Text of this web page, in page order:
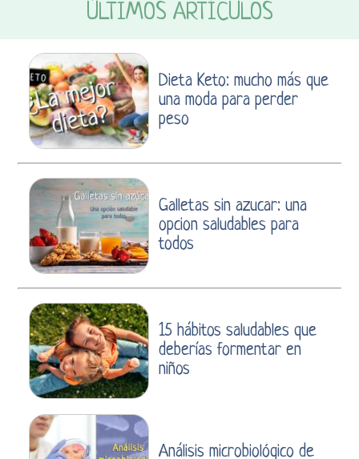
ÚLTIMOS ARTÍCULOS
Dieta Keto: mucho más que
una moda para perder
peso
Galletas sin azucar: una
opcion saludables para
todos
15 hábitos saludables que
deberías formentar en
niños
Análisis microbiológico de